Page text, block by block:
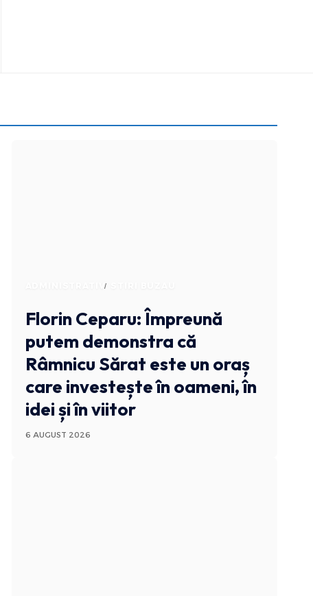
ADMINISTRATIV
Florin Ceparu: Împreună
putem demonstra că
Râmnicu Sărat este un oraș
care investește în oameni, în
idei și în viitor
6 AUGUST 2026